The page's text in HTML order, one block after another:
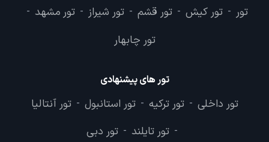
تور - تور کیش - تور قشم - تور شیراز - تور مشهد -
تور چابهار
تور های پیشنهادی
تور داخلی - تور ترکیه - تور استانبول - تور آنتالیا
- تور تایلند - تور دبی